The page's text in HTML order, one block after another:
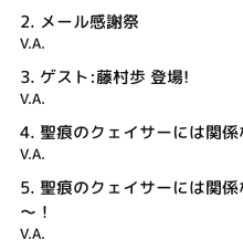
2. メール感謝祭
V.A.
3. ゲスト:藤村歩 登場!
V.A.
4. 聖痕のクェイサーには関
V.A.
5. 聖痕のクェイサーには関
～！
V.A.